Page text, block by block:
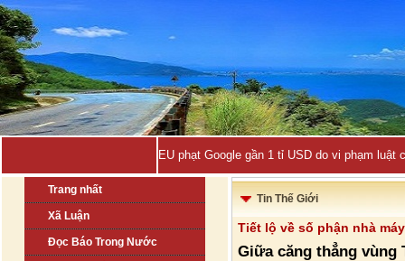
EU phạt Google gần 1 tỉ USD do vi phạm luật
Trang nhất
Xã Luận
Đọc Báo Trong Nước
Tin Thế Giới
Tiết lộ về số phận nhà
Giữa căng thẳng vùng